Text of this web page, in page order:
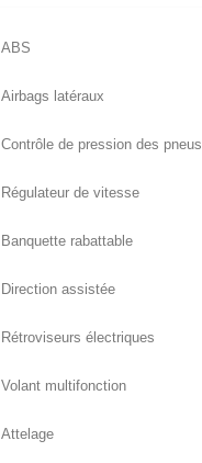
ABS
Airbags latéraux
Contrôle de pression des pneus
Régulateur de vitesse
Banquette rabattable
Direction assistée
Rétroviseurs électriques
Volant multifonction
Attelage